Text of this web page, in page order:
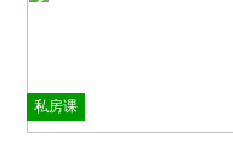
私房课